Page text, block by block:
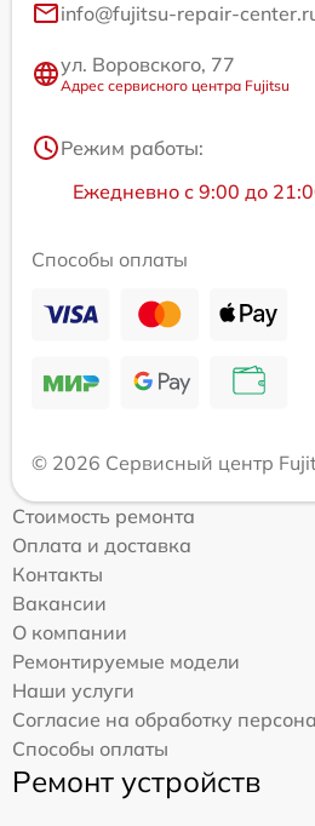
info@fujitsu-repair-
ул. Воровского, 77
Адрес сервисного центра Fujitsu
Режим работы:
Ежедневно с 9:00 до
Способы оплаты
© 2026 Сервисный центр
Стоимость ремонта
Оплата и доставка
Контакты
Вакансии
О компании
Ремонтируемые модели
Наши услуги
Согласие на обработку
Способы оплаты
Ремонт устройств